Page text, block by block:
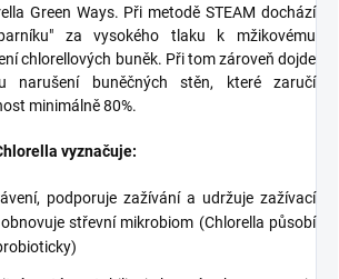
Green Ways. Při metodě STEAM dochází
za vysokého tlaku k mžikovému
chlorellových buněk. Při tom zároveň dojde
narušení buněčných stěn, které zaručí
minimálně 80%.
vyznačuje:
podporuje zažívání a udržuje zažívací
střevní mikrobiom (Chlorella působí